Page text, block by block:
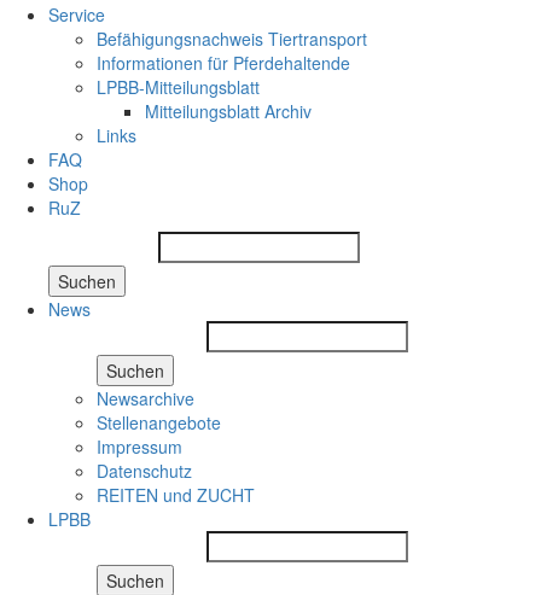
Service
Befähigungsnachweis Tiertransport
Informationen für Pferdehaltende
LPBB-Mitteilungsblatt
Mitteilungsblatt Archiv
Links
FAQ
Shop
RuZ
Suchen
News
Suchen
Newsarchive
Stellenangebote
Impressum
Datenschutz
REITEN und ZUCHT
LPBB
Suchen